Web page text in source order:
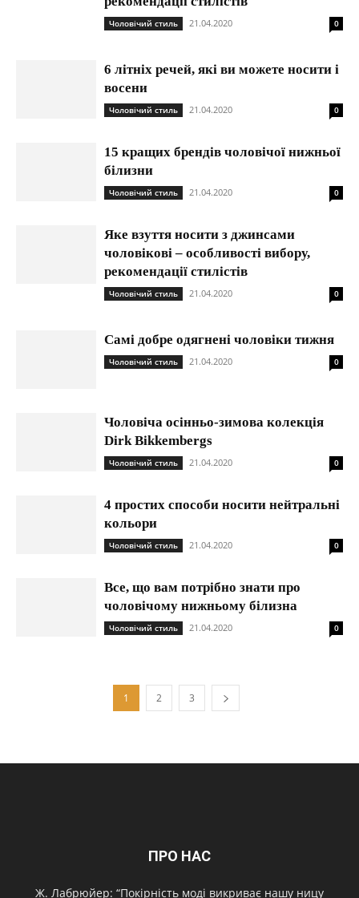
Чоловічий стиль 21.04.2020 0
6 літніх речей, які ви можете носити і
восени
Чоловічий стиль 21.04.2020 0
15 кращих брендів чоловічої нижньої
білизни
Чоловічий стиль 21.04.2020 0
Яке взуття носити з джинсами
чоловікові – особливості вибору,
рекомендації стилістів
Чоловічий стиль 21.04.2020 0
Самі добре одягнені чоловіки тижня
Чоловічий стиль 21.04.2020 0
Чоловіча осінньо-зимова колекція
Dirk Bikkembergs
Чоловічий стиль 21.04.2020 0
4 простих способи носити нейтральні
кольори
Чоловічий стиль 21.04.2020 0
Все, що вам потрібно знати про
чоловічому нижньому білизна
Чоловічий стиль 21.04.2020 0
1 2 3
ПРО НАС
Ж. Лабрюйер: “Покірність моді викриває нашу ницу